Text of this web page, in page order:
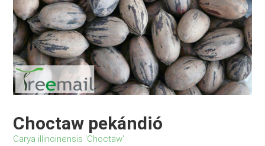
Choctaw pekándió
Carya illinoinensis 'Choctaw'